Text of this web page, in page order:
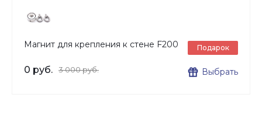
Магнит для крепления к стене F200
0 руб. 3 000 руб.
Подарок
Выбрать